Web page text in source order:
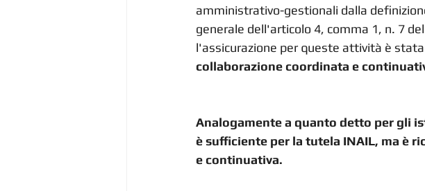
amministrativo-gestionali dalla
generale dell'articolo 4, comma 1, n. 7
l'assicurazione per queste attività è
collaborazione coordinata e
Analogamente a quanto detto per gli
è sufficiente per la tutela INAIL, ma è
e continuativa.